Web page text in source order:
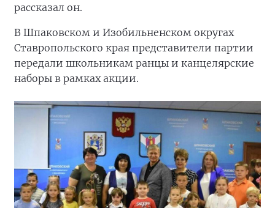
рассказал он.
В Шпаковском и Изобильненском округах
Ставропольского края представители партии
передали школьникам ранцы и канцелярские
наборы в рамках акции.